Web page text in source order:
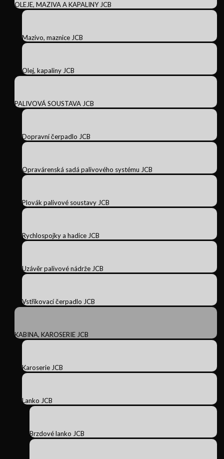
OLEJE, MAZIVA A KAPALINY JCB
Mazivo, maznice JCB
Olej, kapaliny JCB
PALIVOVÁ SOUSTAVA JCB
Dopravní čerpadlo JCB
Opravárenská sadá palivového systému JCB
Plovák palivové soustavy JCB
Rychlospojky a hadice JCB
Uzávěr palivové nádrže JCB
Vstřikovací čerpadlo JCB
KABINA, KAROSERIE JCB
Karoserie JCB
Lanko JCB
Brzdové lanko JCB